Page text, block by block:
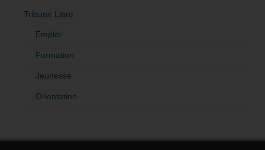
Tribune Libre
Emploi
Formation
Jeunesse
Orientation